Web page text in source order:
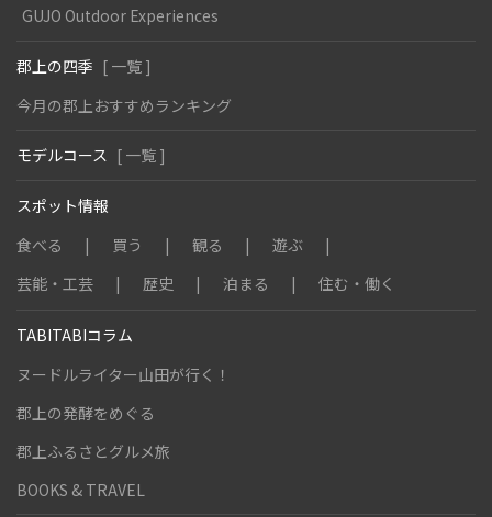
GUJO Outdoor Experiences
郡上の四季 [ 一覧 ]
今月の郡上おすすめランキング
モデルコース [ 一覧 ]
スポット情報
食べる
買う 観る
遊ぶ
芸能・工芸
歴史 泊まる 住む・働く
TABITABIコラム
ヌードルライター山田が行く！
郡上の発酵をめぐる
郡上ふるさとグルメ旅
BOOKS & TRAVEL